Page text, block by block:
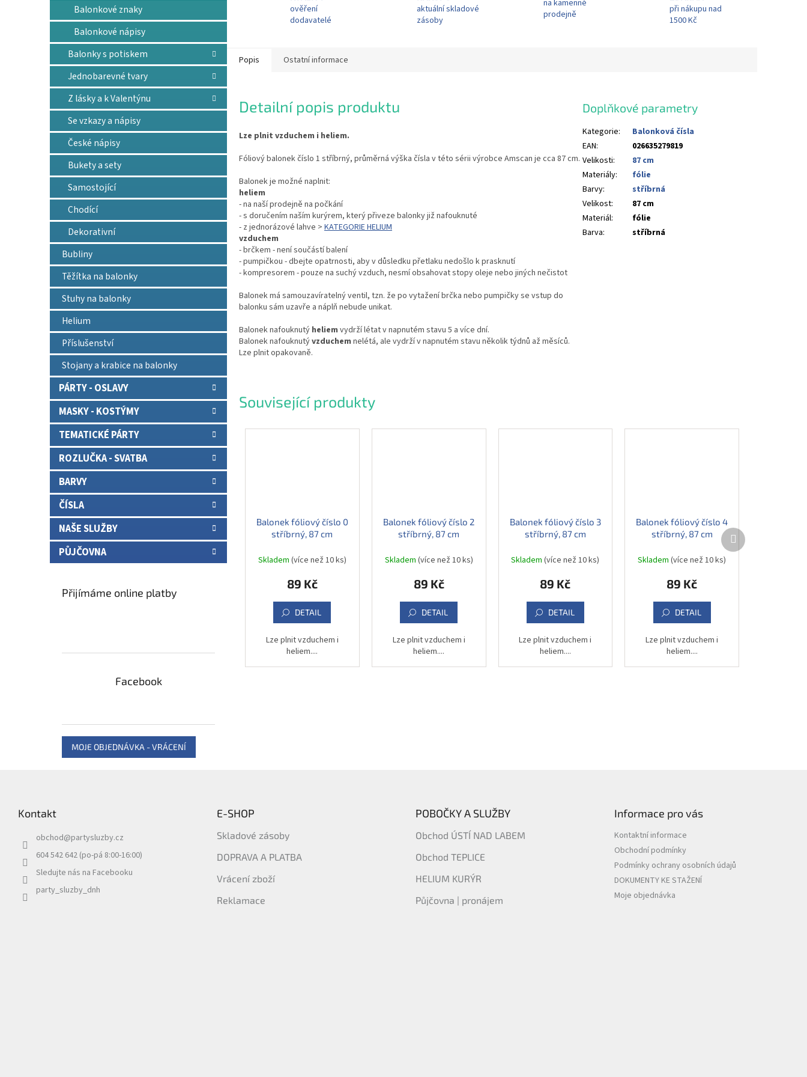
Balonkové znaky
Balonkové nápisy
Balonky s potiskem
Jednobarevné tvary
Z lásky a k Valentýnu
Se vzkazy a nápisy
České nápisy
Bukety a sety
Samostojící
Chodící
Dekorativní
Bubliny
Těžítka na balonky
Stuhy na balonky
Helium
Příslušenství
Stojany a krabice na balonky
PÁRTY - OSLAVY
MASKY - KOSTÝMY
TEMATICKÉ PÁRTY
ROZLUČKA - SVATBA
BARVY
ČÍSLA
NAŠE SLUŽBY
PŮJČOVNA
Přijímáme online platby
Facebook
MOJE OBJEDNÁVKA - VRÁCENÍ
ověření
dodavatelé
aktuální skladové
zásoby
na kamenné
prodejně
při nákupu nad
1500 Kč
Související produkty
Balonek fóliový číslo 0
stříbrný, 87 cm
Skladem (více než 10 ks)
89 Kč
DETAIL
Lze plnit vzduchem i
heliem....
Balonek fóliový číslo 2
stříbrný, 87 cm
Skladem (více než 10 ks)
89 Kč
DETAIL
Lze plnit vzduchem i
heliem....
Balonek fóliový číslo 3
stříbrný, 87 cm
Skladem(více než 10 ks)
89 Kč
DETAIL
Lze plnit vzduchem i
heliem....
Balonek fóliový číslo 4
stříbrný, 87 cm
Skladem(více než 10 ks)
89 Kč
DETAIL
Lze plnit vzduchem i
heliem....
Další
produkt
Popis Ostatní informace
Detailní popis produktu
Lze plnit vzduchem i heliem.
Fóliový balonek číslo 1 stříbrný, průměrná výška čísla v této sérii výrobce Amscan je cca 87 cm.
Balonek je možné naplnit:
heliem
- na naší prodejně na počkání
- s doručením naším kurýrem, který přiveze balonky již nafouknuté
- z jednorázové lahve > KATEGORIE HELIUM
vzduchem
- brčkem - není součástí balení
- pumpičkou - dbejte opatrnosti, aby v důsledku přetlaku nedošlo k prasknutí
- kompresorem - pouze na suchý vzduch, nesmí obsahovat stopy oleje nebo jiných nečistot
Balonek má samouzavíratelný ventil, tzn. že po vytažení brčka nebo pumpičky se vstup do
balonku sám uzavře a náplň nebude unikat.
Balonek nafouknutý heliem vydrží létat v napnutém stavu 5 a více dní.
Balonek nafouknutývzduchem nelétá, ale vydrží v napnutém stavu několik týdnů až měsíců.
Lze plnit opakovaně.
Doplňkové parametry
Kategorie:
Balonková čísla
EAN:
026635279819
Velikosti:
87 cm
Materiály:
fólie
Barvy:
stříbrná
Velikost:
87 cm
Materiál:
fólie
Barva: stříbrná
Kontakt
obchod@partysluzby.cz
604 542 642 (po-pá 8:00-16:00)
Sledujte nás na Facebooku
party_sluzby_dnh
E-SHOP
Skladové zásoby
DOPRAVA A PLATBA
Vrácení zboží
Reklamace
POBOČKY A SLUŽBY
Obchod ÚSTÍ NAD LABEM
Obchod TEPLICE
HELIUM KURÝR
Půjčovna | pronájem
Informace pro vás
Kontaktní informace
Obchodní podmínky
Podmínky ochrany osobních údajů
DOKUMENTY KE STAŽENÍ
Moje objednávka